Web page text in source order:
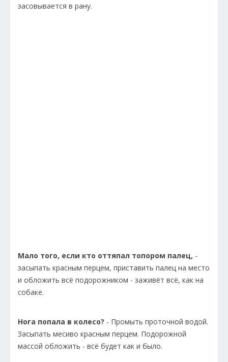
засовывается в рану.
Мало того, если кто оттяпал топором палец, -
засыпать красным перцем, приставить палец на место
и обложить всё подорожником - заживёт всё, как на
собаке.
Нога попала в колесо? - Промыть проточной водой.
Засыпать месиво красным перцем. Подорожной
массой обложить - всё будет как и было.